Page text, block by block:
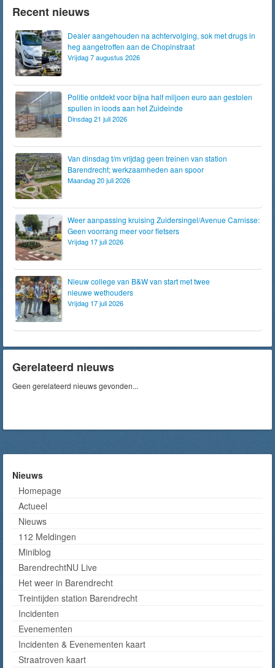
Recent nieuws
Dealer aangehouden na achtervolging, sok met drugs in
heg aangetroffen aan de Chopinstraat
Vrijdag 7 augustus 2026
Politie ontdekt voor bijna half miljoen euro aan gestolen
spullen in loods aan het Zuideinde
Dinsdag 21 juli 2026
Van dinsdag t/m vrijdag geen treinen van station
Barendrecht; werkzaamheden aan spoor
Maandag 20 juli 2026
Weer aanpassing kruising Zuidersingel/Avenue Carnisse:
Geen voorrang meer voor fietsers
Vrijdag 17 juli 2026
Nieuw college van B&W van start met twee
nieuwe wethouders
Vrijdag 17 juli 2026
Gerelateerd nieuws
Geen gerelateerd nieuws gevonden...
Nieuws
Homepage
Actueel
Nieuws
112 Meldingen
Miniblog
BarendrechtNU Live
Het weer in Barendrecht
Treintijden station Barendrecht
Incidenten
Evenementen
Incidenten & Evenementen kaart
Straatroven kaart